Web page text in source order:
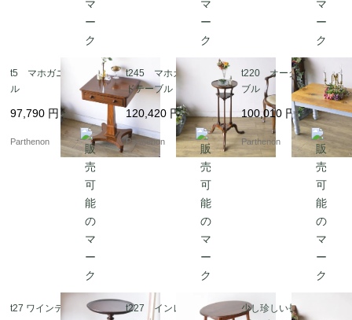
馴染む落ち着いた木目のモデルまで、 暮らしに寄り添う
t5 マホガニーテーブ
ル
97,790 円
Parthenon
t245 マホガニーサイ
ドテーブル
120,420 円
Parthenon
t220 オークローテー
ブル
100,010 円
Parthenon
t27 ワインテーブル
t227 インレイドオケ
少し珍しい長方形タイ